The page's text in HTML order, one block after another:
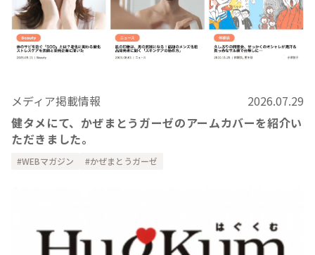
メディア掲載情報
2026.07.29
健タメにて、かぜまとうガーゼのアームカバーを紹介い
ただきました。
WEBマガジン かぜまとうガーゼ